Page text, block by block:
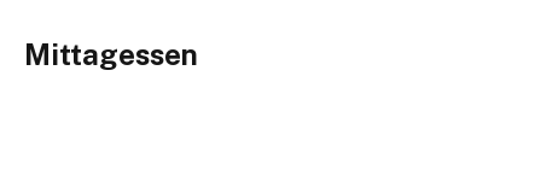
Mittagessen